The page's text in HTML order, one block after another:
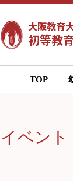
TOP
イベント